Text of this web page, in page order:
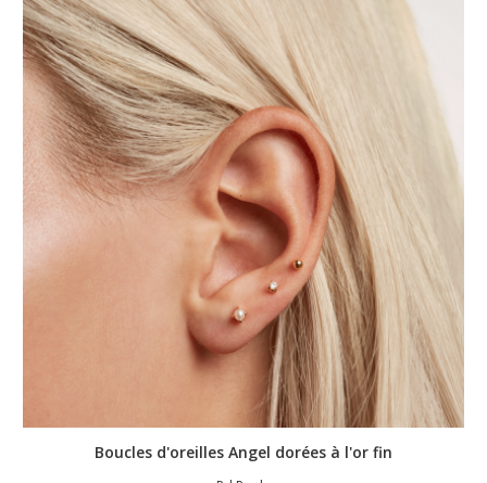
Boucles d'oreilles Angel dorées à l'or fin